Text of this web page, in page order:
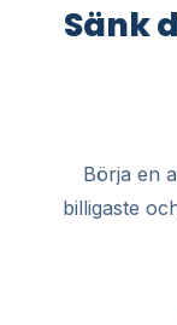
Sänk
Börja en
billigaste